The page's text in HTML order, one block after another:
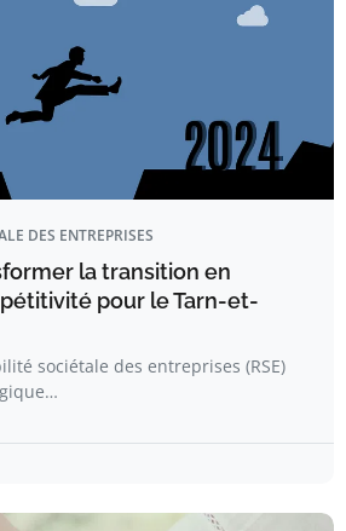
DES ENTREPRISES
la transition en
pour le Tarn-et-
sociétale des entreprises (RSE)